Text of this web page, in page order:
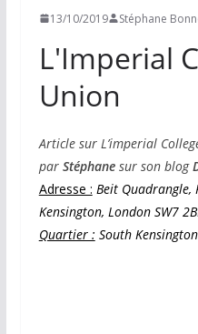
13/10/2019 Stéphane
L'Imperial
Union
Article sur L’imperial
par Stéphanesur son blog
Adresse : Beit Quadrangle,
Kensington, London SW7
Quartier : South Kensington